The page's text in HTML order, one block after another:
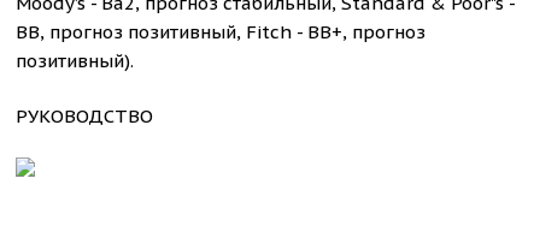
BB, прогноз позитивный, Fitch - BB+, прогноз
позитивный).
РУКОВОДСТВО